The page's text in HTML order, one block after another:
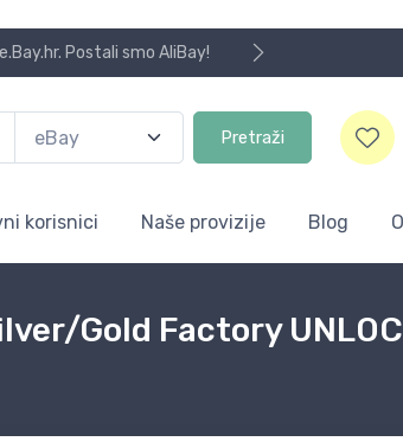
Postali smo AliBay!
Pretraži
korisnici Naše provizije Blog
Gold Factory